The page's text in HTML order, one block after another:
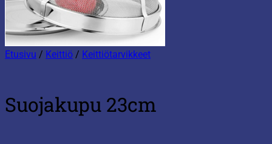
Etusivu / Keittiö / Keittiötarvikkeet
Suojakupu 23cm